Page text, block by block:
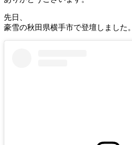
先日、
豪雪の秋田県横手市で登壇しました。